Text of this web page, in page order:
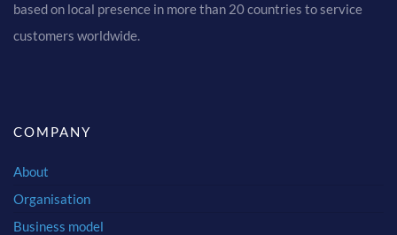
based on local presence in more than 20 countries to service
customers worldwide.
COMPANY
About
Organisation
Business model